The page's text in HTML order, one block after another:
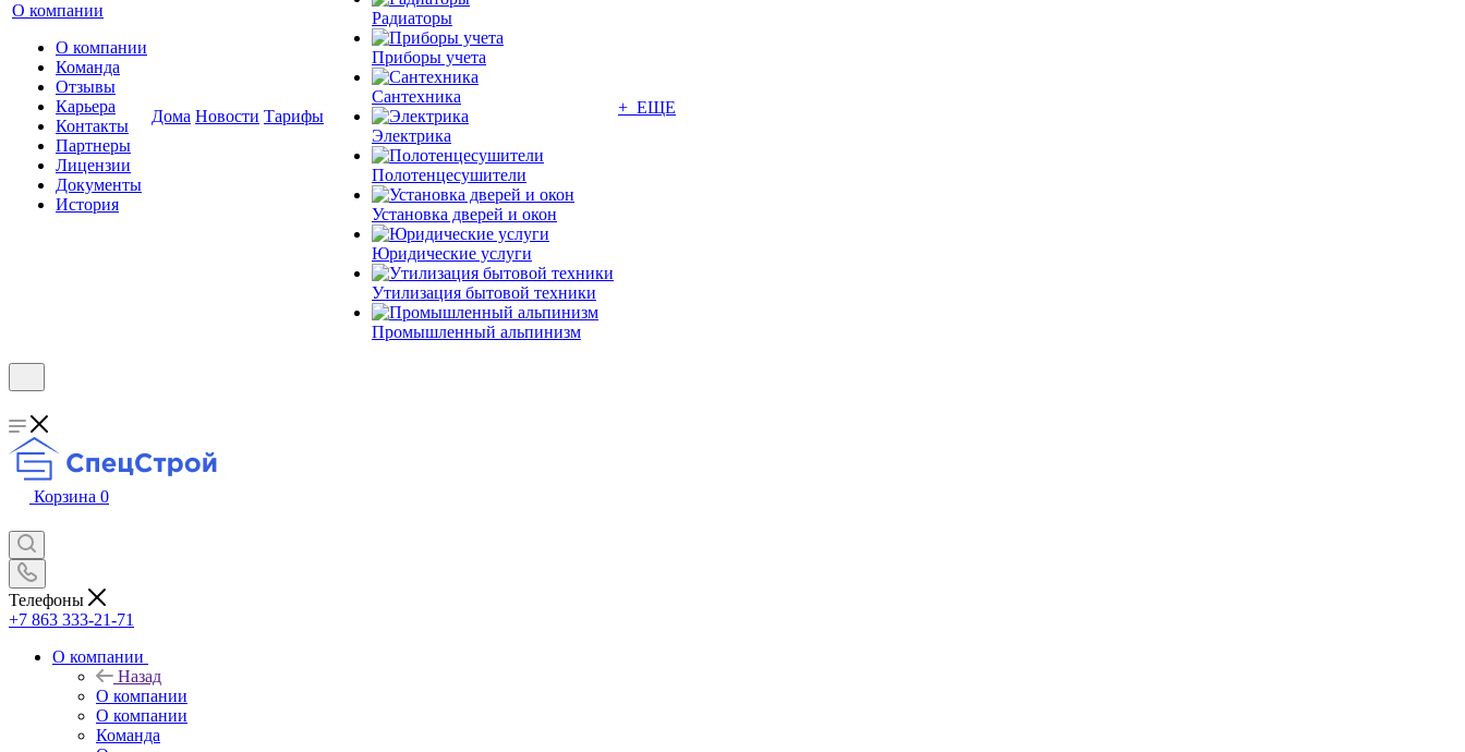
О компании
О компании
Команда
Отзывы
Карьера
Контакты
Партнеры
Лицензии
Документы
История
Дома Новости Тарифы
Радиаторы
Приборы учета
Сантехника
Электрика
Полотенцесушители
Установка дверей и окон
Юридические услуги
Утилизация бытовой техники
Промышленный альпинизм
+ ЕЩЕ
Корзина 0
Телефоны
+7 863 333-21-71
О компании
Назад
О компании
О компании
Команда